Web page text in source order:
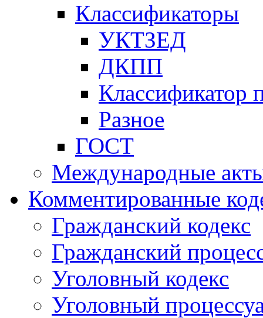
Классификаторы
УКТЗЕД
ДКПП
Классификатор
Разное
ГОСТ
Международные
Комментированные
Гражданский кодекс
Гражданский
Уголовный кодекс
Уголовный